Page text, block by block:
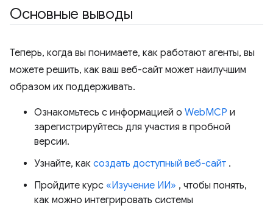
Основные выводы
Теперь, когда вы понимаете, как работают агенты, вы
можете решить, как ваш веб-сайт может наилучшим
образом их поддерживать.
Ознакомьтесь с информацией о WebMCP и
зарегистрируйтесь для участия в пробной
версии.
Узнайте, как создать доступный веб-сайт .
Пройдите курс «Изучение ИИ» , чтобы понять,
как можно интегрировать системы